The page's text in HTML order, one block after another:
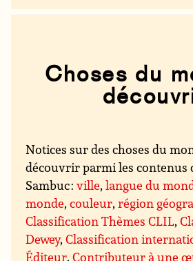
Choses du
Notices sur des choses du
découvrir parmi les contenus
Sambuc :ville,langue du
monde,couleur,région
Classification Thèmes CLIL,
Dewey,Classification
Éditeur,Contributeur à une